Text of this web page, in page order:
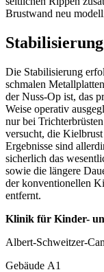
Brustwand neu
Die Stabilisierung
schmalen
der Nuss-Op ist, das
Weise operativ
nur bei
versucht, die
Ergebnisse sind
sicherlich das
sowie die längere
der konventionellen
entfernt.
Klinik für Kinder-
Albert-Schweitzer-
Gebäude A1